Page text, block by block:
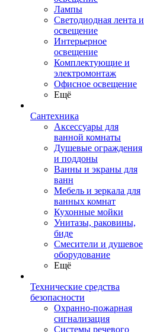
Лампы
Светодиодная лента и
освещение
Интерьерное
освещение
Комплектующие и
электромонтаж
Офисное освещение
Ещё
Сантехника
Аксессуары для
ванной комнаты
Душевые ограждения
и поддоны
Ванны и экраны для
ванн
Мебель и зеркала для
ванных комнат
Кухонные мойки
Унитазы, раковины,
биде
Смесители и душевое
оборудование
Ещё
Технические средства
безопасности
Охранно-пожарная
сигнализация
Системы речевого